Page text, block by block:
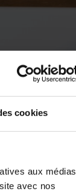
cookies
aux médias
avec nos